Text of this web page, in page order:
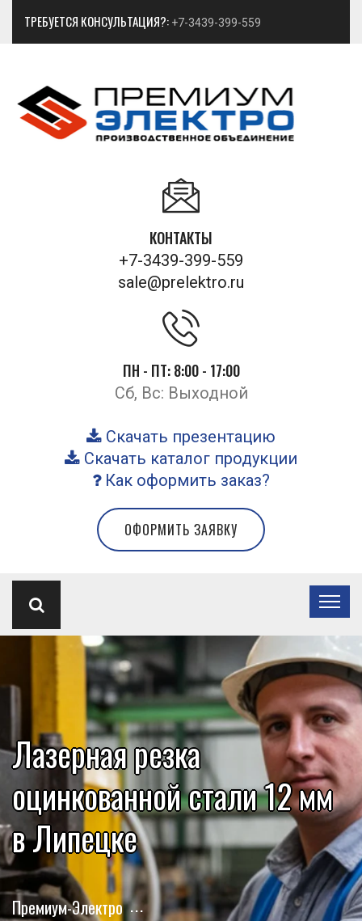
ТРЕБУЕТСЯ КОНСУЛЬТАЦИЯ?: +7-3439-399-559
КОНТАКТЫ
+7-3439-399-559
sale@prelektro.ru
ПН - ПТ: 8:00 - 17:00
Сб, Вс: Выходной
Скачать презентацию
Скачать каталог продукции
Как оформить заказ?
ОФОРМИТЬ ЗАЯВКУ
Лазерная резка
оцинкованной стали 12 мм
в Липецке
Премиум-Электро